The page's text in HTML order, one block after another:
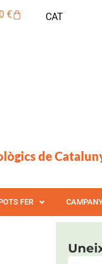
€Cistella CAT
de
FER